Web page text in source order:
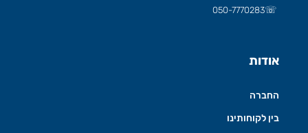
☏
050-7770283
אודות
החברה
בין לקוחותינו